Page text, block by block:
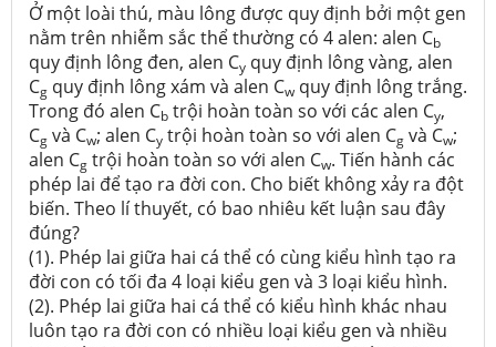
Ở một loài thú, màu lông được quy định bởi một gen
nằm trên nhiễm sắc thể thường có 4 alen: alen Cb
quy định lông đen, alen Cy quy định lông vàng, alen
Cg quy định lông xám và alen Cw quy định lông trắng.
Trong đó alen Cb trội hoàn toàn so với các alen Cy,
Cg và Cw; alen Cy trội hoàn toàn so với alen Cg và Cw;
alen Cg trội hoàn toàn so với alen Cw. Tiến hành các
phép lai để tạo ra đời con. Cho biết không xảy ra đột
biến. Theo lí thuyết, có bao nhiêu kết luận sau đây
đúng?
(1). Phép lai giữa hai cá thể có cùng kiểu hình tạo ra
đời con có tối đa 4 loại kiểu gen và 3 loại kiểu hình.
(2). Phép lai giữa hai cá thể có kiểu hình khác nhau
luôn tạo ra đời con có nhiều loại kiểu gen và nhiều